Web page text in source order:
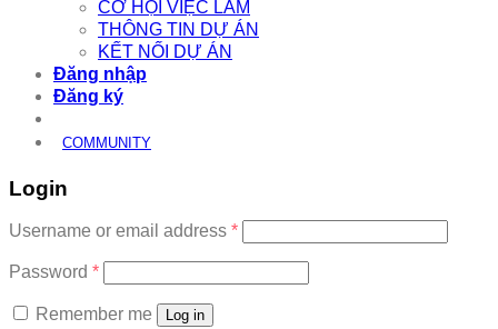
CƠ HỘI VIỆC LÀM
THÔNG TIN DỰ ÁN
KẾT NỐI DỰ ÁN
Đăng nhập
Đăng ký
COMMUNITY
Login
Username or email address *Required
Password *Required
Remember me Log in